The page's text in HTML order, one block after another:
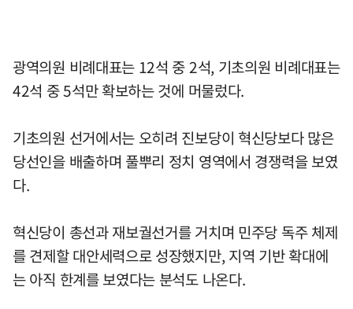
광역의원 비례대표는 12석 중 2석, 기초의원 비례대표는
42석 중 5석만 확보하는 것에 머물렀다.
기초의원 선거에서는 오히려 진보당이 혁신당보다 많은
당선인을 배출하며 풀뿌리 정치 영역에서 경쟁력을 보였
다.
혁신당이 총선과 재보궐선거를 거치며 민주당 독주 체제
를 견제할 대안세력으로 성장했지만, 지역 기반 확대에
는 아직 한계를 보였다는 분석도 나온다.